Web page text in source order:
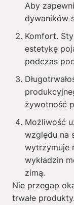
Aby
dywaników
Komfort.
estetykę
podczas
żywotność
Możliwość
względu na
wytrzymuje
wykładzin
zimą.
Nie przegap
trwałe